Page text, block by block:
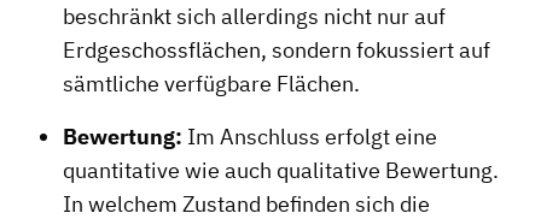
beschränkt sich allerdings nicht nur auf
Erdgeschossflächen, sondern fokussiert auf
sämtliche verfügbare Flächen.
Bewertung: Im Anschluss erfolgt eine
quantitative wie auch qualitative Bewertung.
In welchem Zustand befinden sich die